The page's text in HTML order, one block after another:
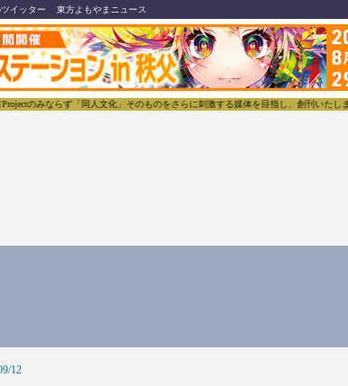
イッター 東方よもやまニュース
みならず「同人文化」そのものをさらに刺激する媒体を目指し、創刊いたします。
12